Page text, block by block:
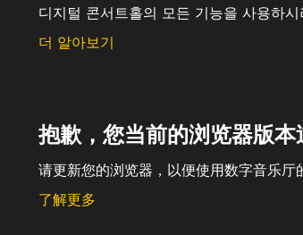
디지털 콘서트홀의 모든 기능을 사용하
더 알아보기
抱歉，您当前的浏览器版本
请更新您的浏览器，以便使用数字音乐厅
了解更多